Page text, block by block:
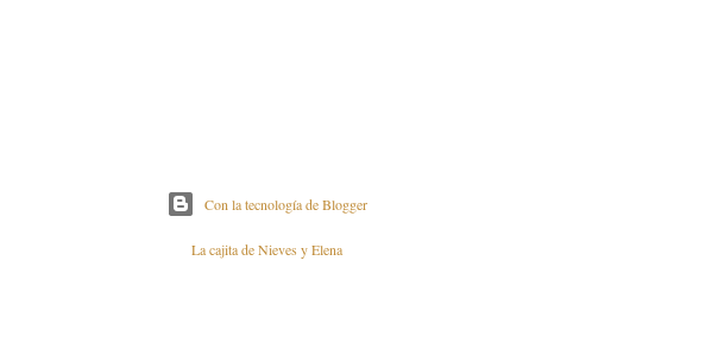
Con la tecnología de Blogger
La cajita de Nieves y Elena